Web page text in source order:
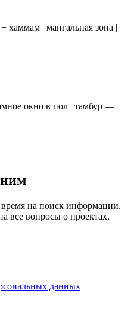
хаммам | мангальная зона |
окно в пол | тамбур —
на поиск информации.
все вопросы о проектах,
данных